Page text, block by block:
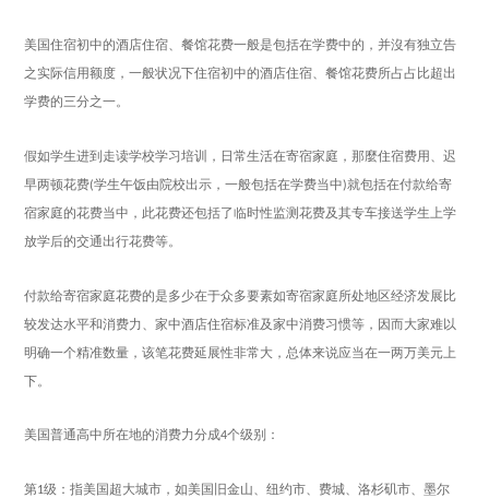
美国住宿初中的酒店住宿、餐馆花费一般是包括在学费中的，并沒有独立告
之实际信用额度，一般状况下住宿初中的酒店住宿、餐馆花费所占占比超出
学费的三分之一。
假如学生进到走读学校学习培训，日常生活在寄宿家庭，那麼住宿费用、迟
早两顿花费(学生午饭由院校出示，一般包括在学费当中)就包括在付款给寄
宿家庭的花费当中，此花费还包括了临时性监测花费及其专车接送学生上学
放学后的交通出行花费等。
付款给寄宿家庭花费的是多少在于众多要素如寄宿家庭所处地区经济发展比
较发达水平和消费力、家中酒店住宿标准及家中消费习惯等，因而大家难以
明确一个精准数量，该笔花费延展性非常大，总体来说应当在一两万美元上
下。
美国普通高中所在地的消费力分成4个级别：
第1级：指美国超大城市，如美国旧金山、纽约市、费城、洛杉矶市、墨尔